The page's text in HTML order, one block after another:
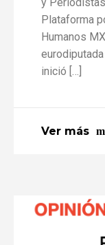
Plataforma
Humanos
inició […]
Ver más